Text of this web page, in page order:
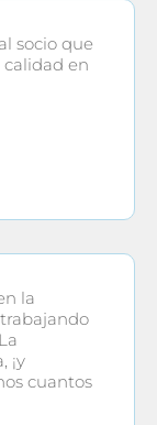
socio que
en
la
¡y
cuantos